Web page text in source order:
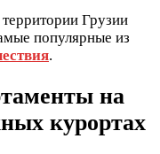
Грузии
популярные из
.
на
курортах